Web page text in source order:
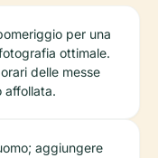
per una
ottimale.
delle messe
affollata.
aggiungere